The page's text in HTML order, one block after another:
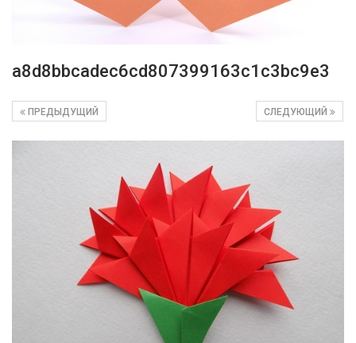
a8d8bbcadec6cd807399163c1c3bc9e3
СЛЕДУЮЩИЙ
ПРЕДЫДУЩИЙ